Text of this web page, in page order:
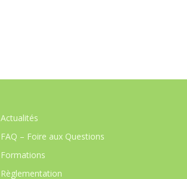
Actualités
FAQ – Foire aux Questions
Formations
Règlementation